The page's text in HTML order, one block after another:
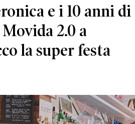
e i 10 anni di
2.0 a
la super festa